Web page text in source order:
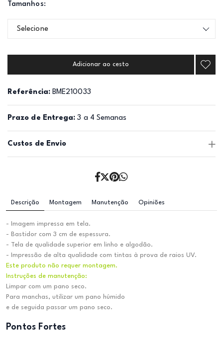
Tamanhos:
Selecione
Adicionar ao cesto
Referência: BME210033
Prazo de Entrega: 3 a 4 Semanas
Custos de Envio
Descrição Montagem Manutenção Opiniões
- Imagem impressa em tela.
- Bastidor com 3 cm de espessura.
- Tela de qualidade superior em linho e algodão.
- Impressão de alta qualidade com tintas à prova de raios UV.
Este produto não requer montagem.
Instruções de manutenção:
Limpar com um pano seco.
Para manchas, utilizar um pano húmido
e de seguida passar um pano seco.
Pontos Fortes